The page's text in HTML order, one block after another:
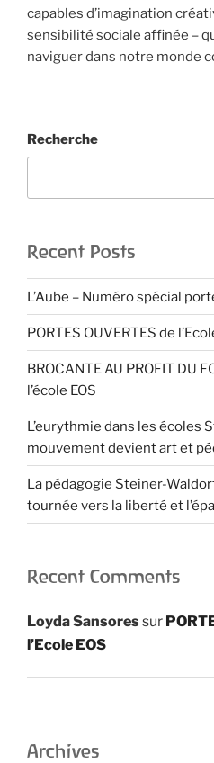
capables d’imagination
sensibilité sociale affinée –
naviguer dans notre monde
Recherche
Recent Posts
L’Aube – Numéro spécial
PORTES OUVERTES de
BROCANTE AU PROFIT DU
l’école EOS
L’eurythmie dans les écoles
mouvement devient art et
La pédagogie Steiner-
tournée vers la liberté et
Recent Comments
Loyda Sansoressur
l’Ecole EOS
Archives